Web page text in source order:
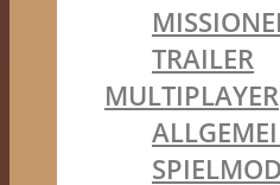
TRAILER
MULTIPLAYER